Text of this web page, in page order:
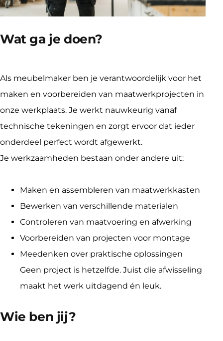
Wat ga je doen?
Als meubelmaker ben je verantwoordelijk voor het
maken en voorbereiden van maatwerkprojecten in
onze werkplaats. Je werkt nauwkeurig vanaf
technische tekeningen en zorgt ervoor dat ieder
onderdeel perfect wordt afgewerkt.
Je werkzaamheden bestaan onder andere uit:
Maken en assembleren van maatwerkkasten
Bewerken van verschillende materialen
Controleren van maatvoering en afwerking
Voorbereiden van projecten voor montage
Meedenken over praktische oplossingen
Geen project is hetzelfde. Juist die afwisseling
maakt het werk uitdagend én leuk.
Wie ben jij?